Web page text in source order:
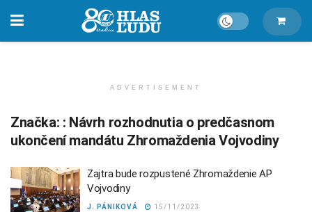
ADVERTISEMENT
Značka: : Návrh rozhodnutia o predčasnom
ukončení mandátu Zhromaždenia Vojvodiny
Zajtra bude rozpustené Zhromaždenie AP
Vojvodiny
J. PÁNIKOVÁ 15/11/2023